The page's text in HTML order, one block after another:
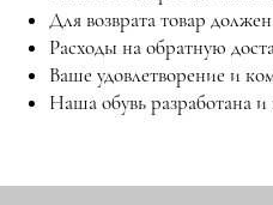
Для возврата товар
Расходы на обратную
Ваше удовлетворение и
Наша обувь разработана